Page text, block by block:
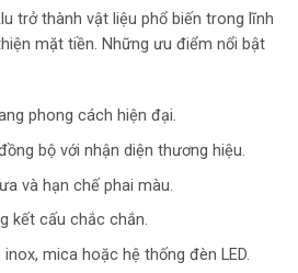
trở thành vật liệu phổ biến trong lĩnh
mặt tiền. Những ưu điểm nổi bật
phong cách hiện đại.
bộ với nhận diện thương hiệu.
và hạn chế phai màu.
kết cấu chắc chắn.
mica hoặc hệ thống đèn LED.